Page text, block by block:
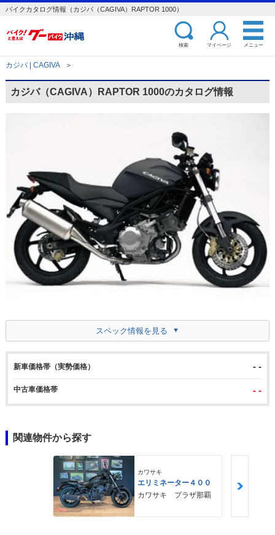
バイクカタログ情報（カジバ（CAGIVA）RAPTOR 1000）
検索 マイページ メニュー
カジバ | CAGIVA ＞
カジバ（CAGIVA）RAPTOR 1000のカタログ情報
スペック情報を見る
新車価格帯（実勢価格） - -
中古車価格帯 - -
関連物件から探す
カワサキ
エリミネーター４００
カワサキ プラザ那覇